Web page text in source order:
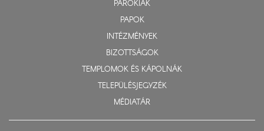
PARÓKIÁK
PAPOK
INTÉZMÉNYEK
BIZOTTSÁGOK
TEMPLOMOK ÉS KÁPOLNÁK
TELEPÜLÉSJEGYZÉK
MÉDIATÁR